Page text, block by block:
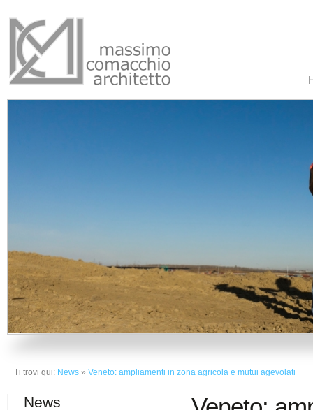
Ti trovi qui: News » Veneto: ampliamenti in zona agricola e mutui agevolati
News